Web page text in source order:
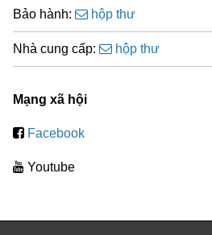
Bảo hành: hộp thư
Nhà cung cấp: hộp thư
Mạng xã hội
Facebook
Youtube